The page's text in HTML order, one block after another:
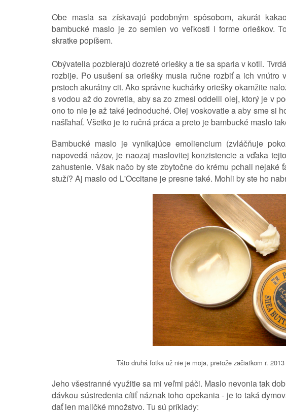
Obe masla sa získavajú podobným spôsobom, akurát
bambucké maslo je zo semien vo veľkosti i forme orieškov.
skratke popíšem.
Obývatelia pozbierajú dozreté oriešky a tie sa sparia v kotli.
rozbije. Po usušení sa oriešky musia ručne rozbiť a ich vnútro
prstoch akurátny cit. Ako správne kuchárky oriešky okamžite
s vodou až do zovretia, aby sa zo zmesi oddelil olej, ktorý je v
ono to nie je až také jednoduché. Olej voskovatie a aby sme si
našľahať. Všetko je to ručná práca a preto je bambucké maslo
Bambucké maslo je vynikajúce emoliencium (zvláčňuje
napovedá názov, je naozaj maslovitej konzistencie a vďaka
zahustenie. Však načo by ste zbytočne do krému pchali nejaké
stuží? Aj maslo od L'Occitane je presne také. Mohli by ste ho
Táto druhá fotka už nie je moja, pretože začiatkom r.
Jeho všestranné využitie sa mi veľmi páči. Maslo nevonia tak
dávkou sústredenia cítiť náznak toho opekania - je to taká
dať len maličké množstvo. Tu sú príklady: